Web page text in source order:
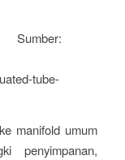
tube-
manifold umum
penyimpanan,